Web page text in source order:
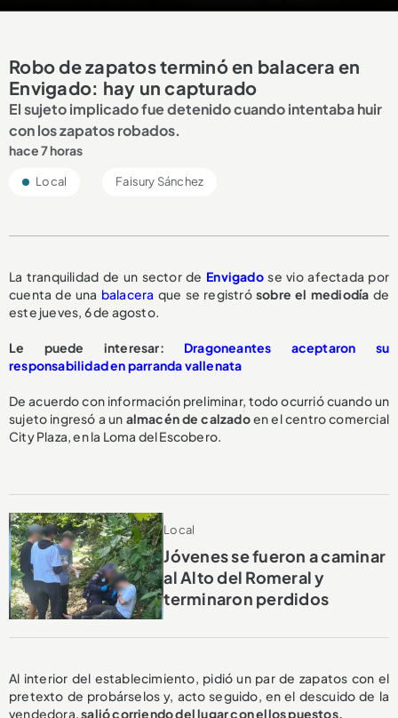
Robo de zapatos terminó en balacera en
Envigado: hay un capturado
El sujeto implicado fue detenido cuando intentaba huir
con los zapatos robados.
hace 7 horas
Local Faisury Sánchez
La tranquilidad de un sector de Envigadose vio afectada por
cuenta de una balacera que se registró sobre el mediodía de
este jueves, 6 de agosto.
Le puede interesar: Dragoneantes aceptaron su
responsabilidad en parranda vallenata
De acuerdo con información preliminar, todo ocurrió cuando un
sujeto ingresó a un almacén de calzadoen el centro comercial
City Plaza, en la Loma del Escobero.
Local
Jóvenes se fueron a caminar
al Alto del Romeral y
terminaron perdidos
Al interior del establecimiento, pidió un par de zapatos con el
pretexto de probárselos y, acto seguido, en el descuido de la
vendedora,salió corriendo del lugar con ellos puestos.